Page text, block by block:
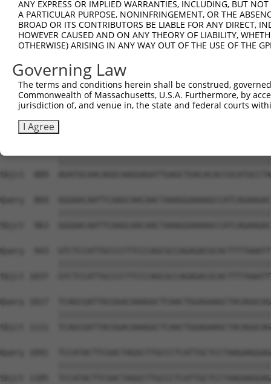
ANY EXPRESS OR IMPLIED WARRANTIES, INCLUDING, BUT
A PARTICULAR PURPOSE, NONINFRINGEMENT, OR THE
BROAD OR ITS CONTRIBUTORS BE LIABLE FOR ANY DIRECT,
HOWEVER CAUSED AND ON ANY THEORY OF LIABILITY,
OTHERWISE) ARISING IN ANY WAY OUT OF THE USE OF THE
Governing Law
The terms and conditions herein shall be construed,
Commonwealth of Massachusetts, U.S.A. Furthermore, by
jurisdiction of, and venue in, the state and federal courts
I Agree